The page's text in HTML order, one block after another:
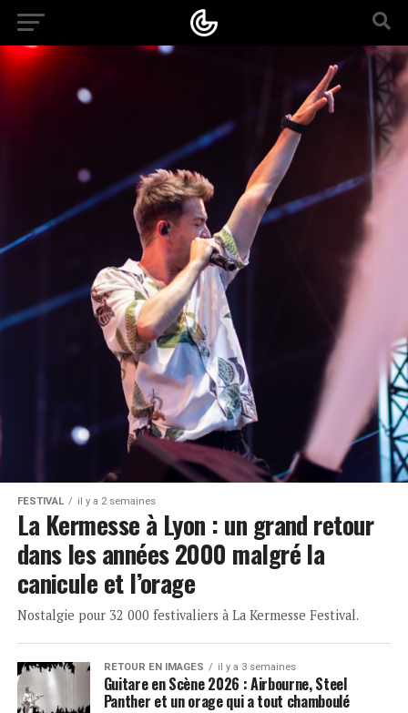
FESTIVAL il y a 2 semaines
La Kermesse à Lyon : un grand retour
dans les années 2000 malgré la
canicule et l’orage
Nostalgie pour 32 000 festivaliers à La Kermesse Festival.
RETOUR EN IMAGES il y a 3 semaines
Guitare en Scène 2026 : Airbourne, Steel
Panther et un orage qui a tout chamboulé